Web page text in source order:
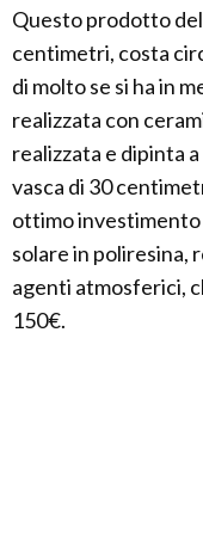
Questo prodotto
centimetri, costa
di molto se si ha in
realizzata con
realizzata e dipinta
vasca di 30
ottimo investimento
solare in poliresina,
agenti atmosferici,
150€.